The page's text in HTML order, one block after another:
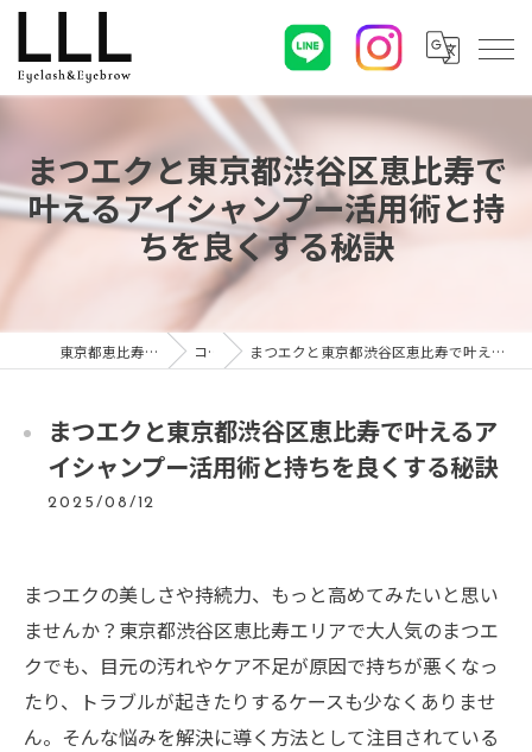
まつエクと東京都渋谷区恵比寿で
叶えるアイシャンプー活用術と持
ちを良くする秘訣
東京都恵比寿のマツエクならLLL コラム まつエクと東京都渋谷区恵比寿で叶えるアイシャンプー活用術と持ちを良くする秘訣
まつエクと東京都渋谷区恵比寿で叶えるア
イシャンプー活用術と持ちを良くする秘訣
2025/08/12
まつエクの美しさや持続力、もっと高めてみたいと思い
ませんか？東京都渋谷区恵比寿エリアで大人気のまつエ
クでも、目元の汚れやケア不足が原因で持ちが悪くなっ
たり、トラブルが起きたりするケースも少なくありませ
ん。そんな悩みを解決に導く方法として注目されている